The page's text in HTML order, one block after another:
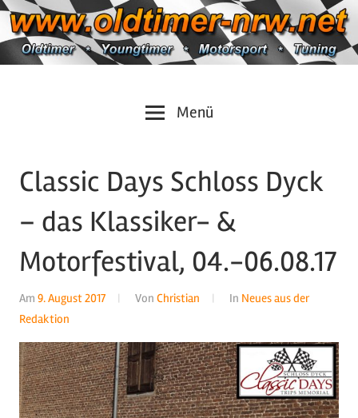
Zum
Inhalt
springen
https://oldtimer-
Motorsport
Tuning
Menü
Classic Days Schloss Dyck
– das Klassiker- &
Motorfestival, 04.-06.08.17
Am 9. August 2017 Von Christian In Neues aus der
Redaktion